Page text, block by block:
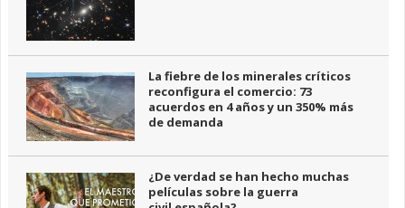
La fiebre de los minerales críticos
reconfigura el comercio: 73
acuerdos en 4 años y un 350% más
de demanda
¿De verdad se han hecho muchas
películas sobre la guerra